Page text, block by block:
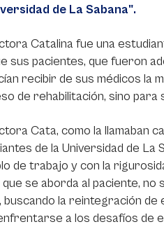
de La Sabana".
Catalina fue una
sus pacientes, que fueron
recibir de sus médicos la
de rehabilitación, sino para
Cata, como la llamaban
de la Universidad de La
de trabajo y con la
que se aborda al paciente,
buscando la reintegración
a los desafíos de